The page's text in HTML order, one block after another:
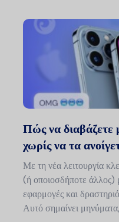
Πώς να
χωρίς να τα
Με τη νέα λειτουργία
(ή οποιοσδήποτε
εφαρμογές και
Αυτό σημαίνει